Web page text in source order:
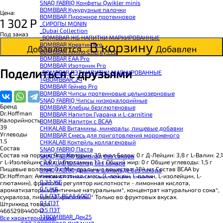
SNAQ FABRIQ Конфеты Qwikler minis
BOMBBAR Кукурузные палочки
BOMBBAR Пирожное протеиновое
_CИРОПЫ MONIN
_Dubai Collection
_BOMBBAR ЖБ НАПИТКИ МАРКИРОВАННЫЕ
BOMBBAR Креатин Pro
BOMBBAR Amino Energy Pro
BOMBBAR EAA Pro
BOMBBAR Изотоник Pro
_BOMBBAR ПЭТ НАПИТКИ МАРКИРОВАННЫЕ
14BOMBBAR_24
BOMBBAR Гейнер Pro
BOMBBAR Чипсы протеиновые цельнозерновые
SNAQ FABRIQ Чипсы низкокалорийные
BOMBBAR Хлебцы безглютеновые
BOMBBAR Напиток Гуарана и L-carnitine
BOMBBAR Напиток с BCAA
CHIKALAB Витамины, минералы, пищевые добавки
BOMBBAR Смесь для приготовления мороженого
CHIKALAB Коктейль коллагеновый
SNAQ FABRIQ Паста
SNAQ FABRIQ Шоколад без сахара
CHIKALAB Шоколад без сахара
SNAQ FABRIQ Драже в шоколаде без сахара
CHIKALAB Драже в шоколаде без сахара
BOMBBAR Каша овсяная с белком
BOMBBAR Джем низкокалорийный
BOMBBAR Сахарозаменитель
BOMBBAR Паста
CHIKALAB Паста
CHIKALAB Смеси для выпечки
0.33 ЖБ
0.5 ЖБ
0.5 ПЭТ ВСАА 6000
0.1 ПЭТ
0.5 ПЭТ
12BOMBBAR_Дек25
Цена:
1 302 Р
Под заказ
Добавляется...В корзину Добавлен
Поделиться с друзьями
Бренд
Dr.Hoffman
Калорийность
39
Углеводы
1.5
Состав
Состав на порцию 9гр: Калории: 39 ккал Белок: 0 г Д-Лейцин: 3,8 г L-Валин: 2,1
г L-Изолейцин: 2,0 г L-Глютамин: 1,1 г Общий жир: 0 г Общие углеводы: 1,5 г
Пищевые волокна: 0 г Минеральные вещества: 184 мг Состав ВСАА by
Dr.Hoffman: Аминокислотная смесь (L-лейцин, L-валин, L-изолейцин, L-
глютамин), фруктоза, регулятор кислотности - лимонная кислота,
ароматизаторы идентичные натуральным*, концентрат натурального сока*,
сукралоза, пищевой краситель. * Только во фруктовых вкусах.
Штрихкод товара
4665298440042
Все характеристики